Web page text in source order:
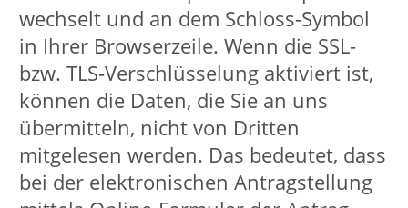
Postleitzahl, Ort
E-Mail-Adresse
Mobil-Telefonnummer, Festnetz-
Telefonnummer, Telefonnummer
geschäftlich
Geburtsjahr (für statistische
Zwecke)
Veranstaltungsnummer
Kurstitel
ggf. Ermäßigungsgrund